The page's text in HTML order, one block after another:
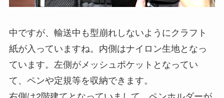
中ですが、輸送中も型崩れしないようにクラフト
紙が入っていますね。内側はナイロン生地となっ
ています。 左側がメッシュポケット となってい
て、ペンや定規等を収納できます。